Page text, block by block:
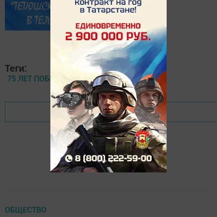
Теги:
75 ЛЕТ ПОБЕДЕ
ОБЩЕСТВО